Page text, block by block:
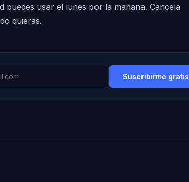
usar el lunes por la mañana. Cancela
quieras.
Suscribirme gratis